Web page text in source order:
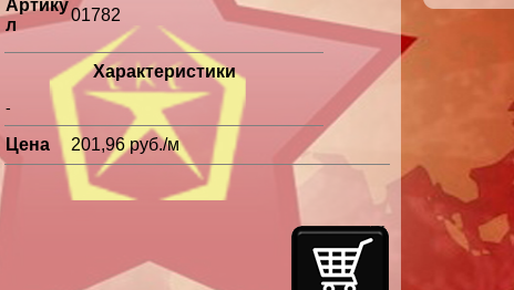
Артику
л
01782
Характеристики
-
Цена 201,96 руб./м